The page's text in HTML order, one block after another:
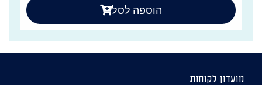
הוספה לסל
מועדון לקוחות